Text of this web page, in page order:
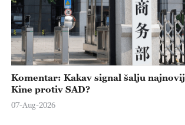
Komentar: Kakav signal šalju
Kine protiv SAD?
07-Aug-2026